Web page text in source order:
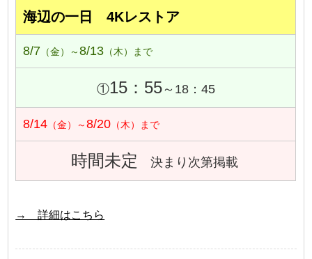
海辺の一日 4Kレストア
8/7 （金）～8/13 （木）まで
①15：55～18：45
8/14 （金）～8/20 （木）まで
時間未定 決まり次第掲載
→ 詳細はこちら